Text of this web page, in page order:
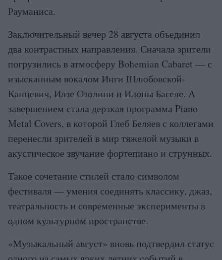
Рауманиса.
Заключительный вечер 28 августа объединил
два контрастных направления. Сначала зрители
погрузились в атмосферу Bohemian Cabaret — с
изысканным вокалом Инги Шлюбовской-
Канцевич, Илзе Озолини и Илоны Багеле. А
завершением стала дерзкая программа Piano
Metal Covers, в которой Глеб Беляев с коллегами
перенесли зрителей в мир тяжелой музыки в
акустическое звучание фортепиано и струнных.
Такое сочетание стилей стало символом
фестиваля — умения соединять классику, джаз,
театральность и современные эксперименты в
одном культурном пространстве.
«Музыкальный август» вновь подтвердил статус